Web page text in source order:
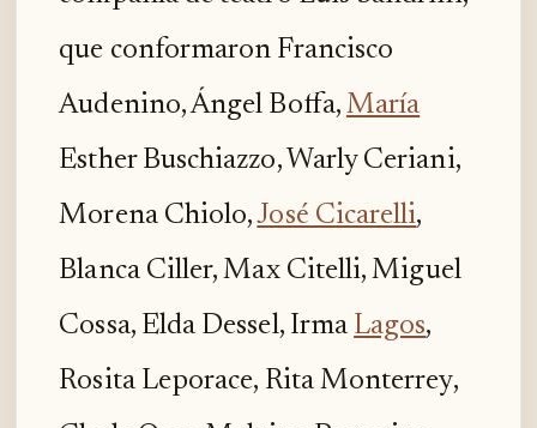
que conformaron Francisco
Audenino, Ángel Boffa, María
Esther Buschiazzo, Warly Ceriani,
Morena Chiolo,José Cicarelli,
Blanca Ciller, Max Citelli, Miguel
Cossa, Elda Dessel, Irma Lagos,
Rosita Leporace, Rita Monterrey,